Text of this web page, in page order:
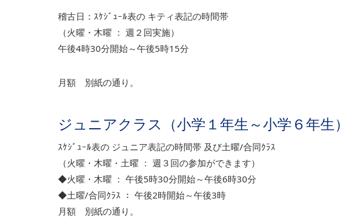
稽古日：ｽｹｼﾞｭｰﾙ表の キティ表記の時間帯
（火曜・木曜 ： 週２回実施）
午後4時30分開始～午後5時15分
月額 別紙の通り。
ジュニアクラス（小学１年生～小学６年生）
ｽｹｼﾞｭｰﾙ表の ジュニア表記の時間帯 及び土曜/合同ｸﾗｽ
（火曜・木曜・土曜 ： 週３回の参加ができます）
◆火曜・木曜 ： 午後5時30分開始～午後6時30分
◆土曜/合同ｸﾗｽ ： 午後2時開始～午後3時
月額 別紙の通り。